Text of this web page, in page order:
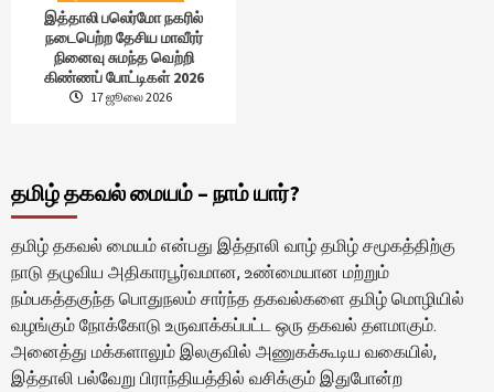
இத்தாலி பலெர்மோ நகரில்
நடைபெற்ற தேசிய மாவீரர்
நினைவு சுமந்த வெற்றி
கிண்ணப் போட்டிகள் 2026
17 ஜூலை 2026
தமிழ் தகவல் மையம் – நாம் யார்?
தமிழ் தகவல் மையம் என்பது இத்தாலி வாழ் தமிழ் சமூகத்திற்கு
நாடு தழுவிய அதிகாரபூர்வமான, உண்மையான மற்றும்
நம்பகத்தகுந்த பொதுநலம் சார்ந்த தகவல்களை தமிழ் மொழியில்
வழங்கும் நோக்கோடு உருவாக்கப்பட்ட ஒரு தகவல் தளமாகும்.
அனைத்து மக்களாலும் இலகுவில் அணுகக்கூடிய வகையில்,
இத்தாலி பல்வேறு பிராந்தியத்தில் வசிக்கும் இதுபோன்ற